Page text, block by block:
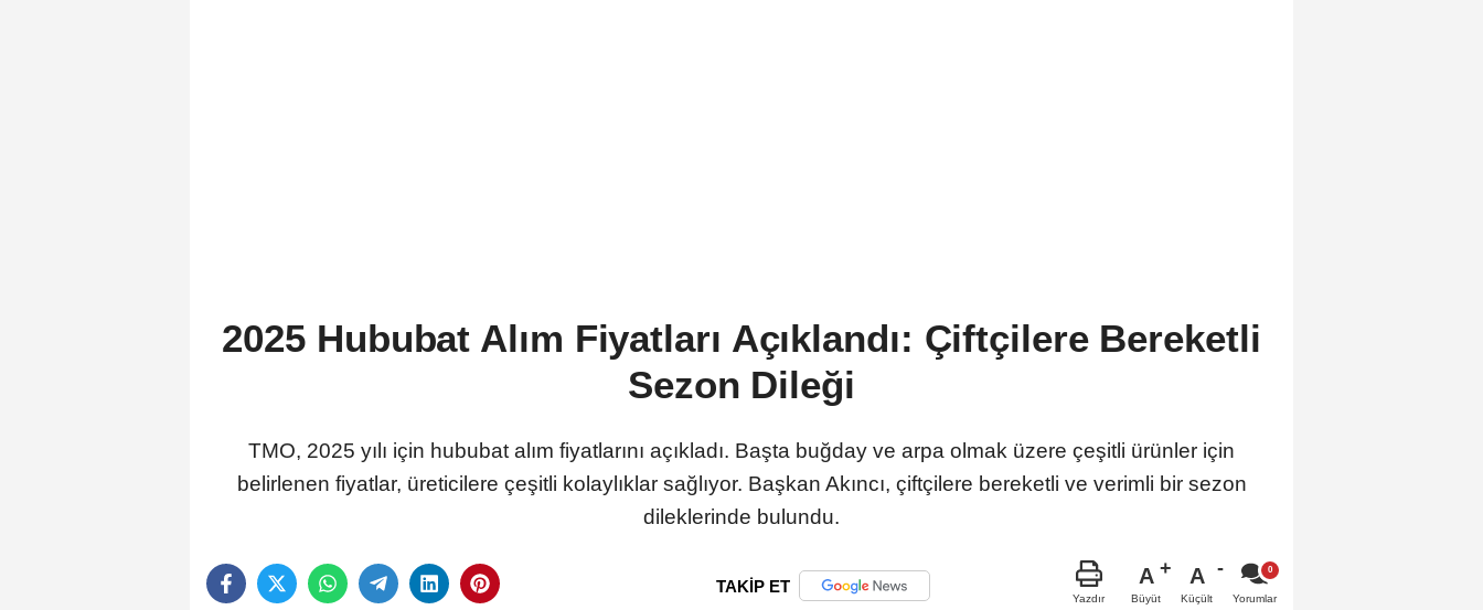
2025 Hububat Alım Fiyatları Açıklandı: Çiftçilere Bereketli
Sezon Dileği
TMO, 2025 yılı için hububat alım fiyatlarını açıkladı. Başta buğday ve arpa olmak üzere çeşitli ürünler için
belirlenen fiyatlar, üreticilere çeşitli kolaylıklar sağlıyor. Başkan Akıncı, çiftçilere bereketli ve verimli bir sezon
dileklerinde bulundu.
TAKİP ET
Yazdır
A
Büyüt
A
Küçült Yorumlar